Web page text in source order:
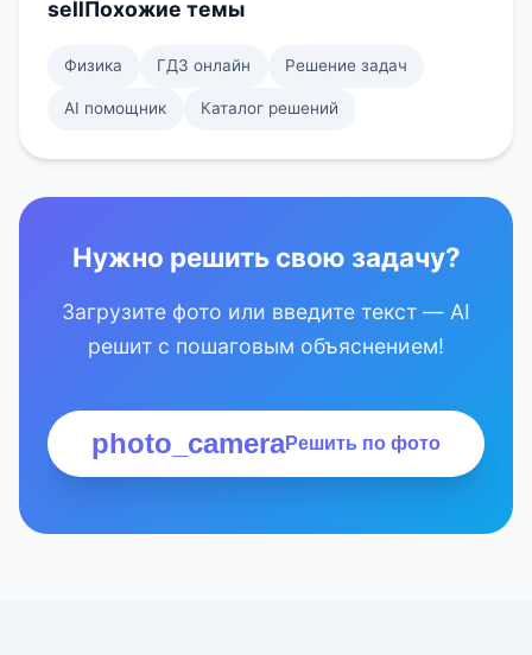
sellПохожие темы
Физика ГДЗ онлайн Решение задач
AI помощник Каталог решений
Нужно решить свою задачу?
Загрузите фото или введите текст — AI
решит с пошаговым объяснением!
photo_cameraРешить по фото